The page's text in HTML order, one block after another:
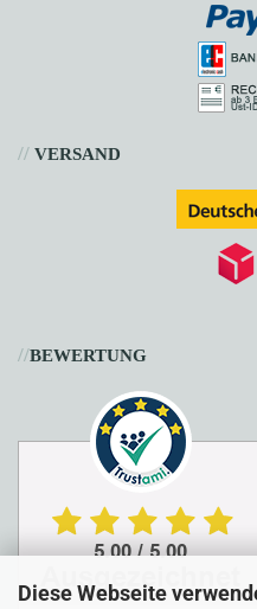
Diese Webseite
// VERSAND
//BEWERTUNG